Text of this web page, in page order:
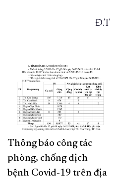
Đ.T
Thông báo công tác
phòng, chống dịch
bệnh Covid-19 trên địa